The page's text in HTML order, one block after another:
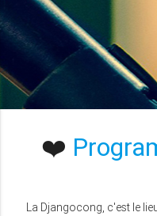
❤️
La Djangocong, c'est le